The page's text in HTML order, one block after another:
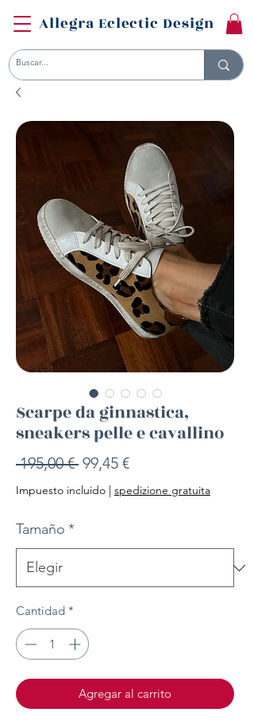
Allegra Eclectic Design
Scarpe da ginnastica,
sneakers pelle e cavallino
195,00 € Precio
99,45 €Precio
de
Impuesto incluido | spedizione gratuita
Tamaño *
Cantidad *
Agregar al carrito